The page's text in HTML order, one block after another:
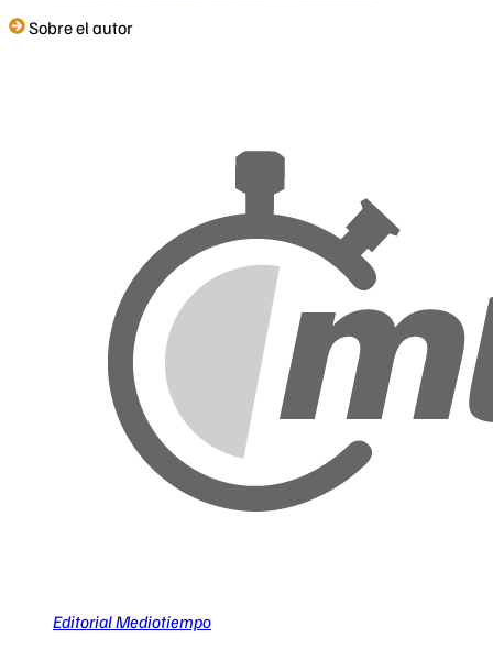
Sobre el autor
Editorial Mediotiempo